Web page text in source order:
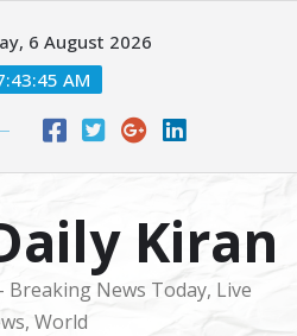
6 August 2026
AM
Kiran
Breaking News Today, Live
World